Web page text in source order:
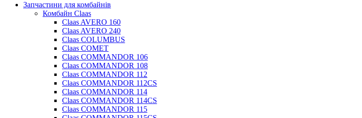
Запчастини для комбайнів
Комбайн Claas
Claas AVERO 160
Claas AVERO 240
Claas COLUMBUS
Claas COMET
Claas COMMANDOR 106
Claas COMMANDOR 108
Claas COMMANDOR 112
Claas COMMANDOR 112CS
Claas COMMANDOR 114
Claas COMMANDOR 114CS
Claas COMMANDOR 115